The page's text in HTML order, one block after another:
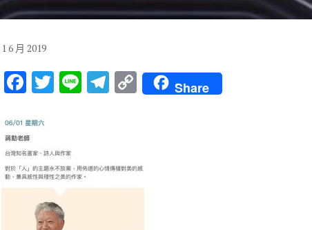
16 月 2019
F
e
b
o
o
k
T
te
r
Li T
a
m
C
o
Li
n
Share